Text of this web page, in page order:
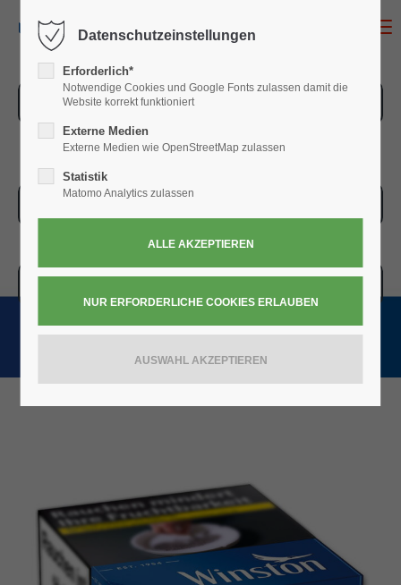
ZUR ÜBERSICHT
Datenschutzeinstellungen
Erforderlich*
Notwendige Cookies und Google Fonts zulassen damit die
Website korrekt funktioniert
Externe Medien
Externe Medien wie OpenStreetMap zulassen
Statistik
Matomo Analytics zulassen